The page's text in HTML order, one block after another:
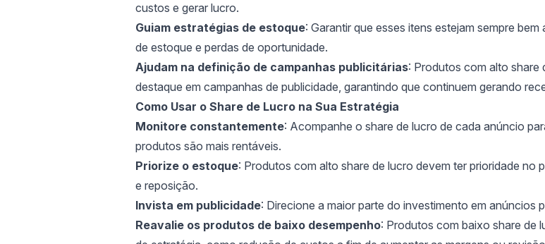
custos e gerar lucro.
Guiam estratégias de estoque: Garantir que esses itens estejam sempre
de estoque e perdas de oportunidade.
Ajudam na definição de campanhas publicitárias: Produtos com alto share
destaque em campanhas de publicidade, garantindo que continuem gerando
Como Usar o Share de Lucro na Sua Estratégia
Monitore constantemente: Acompanhe o share de lucro de cada anúncio
produtos são mais rentáveis.
Priorize o estoque: Produtos com alto share de lucro devem ter prioridade no
e reposição.
Invista em publicidade: Direcione a maior parte do investimento em anúncios
Reavalie os produtos de baixo desempenho: Produtos com baixo share de